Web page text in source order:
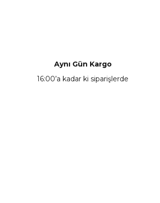
Ürün açıklamasında eksik bilgiler bulunuyor.
Ürün bilgilerinde hatalar bulunuyor.
Aynı Gün Kargo
16:00’a kadar ki siparişlerde